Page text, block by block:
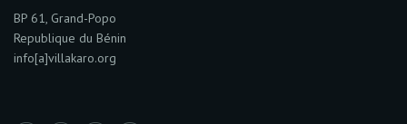
BP 61, Grand-Popo
Republique du Bénin
info[a]villakaro.org